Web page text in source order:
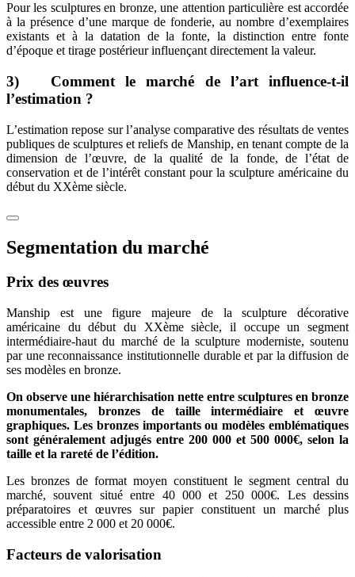
Pour les sculptures en bronze, une attention particulière est accordée
à la présence d’une marque de fonderie, au nombre d’exemplaires
existants et à la datation de la fonte, la distinction entre fonte
d’époque et tirage postérieur influençant directement la valeur.
3) Comment le marché de l’art influence-t-il
l’estimation ?
L’estimation repose sur l’analyse comparative des résultats de ventes
publiques de sculptures et reliefs de Manship, en tenant compte de la
dimension de l’œuvre, de la qualité de la fonde, de l’état de
conservation et de l’intérêt constant pour la sculpture américaine du
début du XXème siècle.
Segmentation du marché
Prix des œuvres
Manship est une figure majeure de la sculpture décorative
américaine du début du XXème siècle, il occupe un segment
intermédiaire-haut du marché de la sculpture moderniste, soutenu
par une reconnaissance institutionnelle durable et par la diffusion de
ses modèles en bronze.
On observe une hiérarchisation nette entre sculptures en bronze
monumentales, bronzes de taille intermédiaire et œuvre
graphiques. Les bronzes importants ou modèles emblématiques
sont généralement adjugés entre 200 000 et 500 000€, selon la
taille et la rareté de l’édition.
Les bronzes de format moyen constituent le segment central du
marché, souvent situé entre 40 000 et 250 000€. Les dessins
préparatoires et œuvres sur papier constituent un marché plus
accessible entre 2 000 et 20 000€.
Facteurs de valorisation